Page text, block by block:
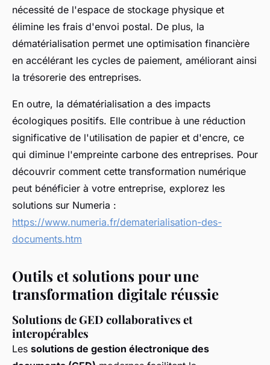
nécessité de l'espace de stockage physique et
élimine les frais d'envoi postal. De plus, la
dématérialisation permet une optimisation financière
en accélérant les cycles de paiement, améliorant ainsi
la trésorerie des entreprises.
En outre, la dématérialisation a des impacts
écologiques positifs. Elle contribue à une réduction
significative de l'utilisation de papier et d'encre, ce
qui diminue l'empreinte carbone des entreprises. Pour
découvrir comment cette transformation numérique
peut bénéficier à votre entreprise, explorez les
solutions sur Numeria :
https://www.numeria.fr/dematerialisation-des-
documents.htm
Outils et solutions pour une
transformation digitale réussie
Solutions de GED collaboratives et
interopérables
Les solutions de gestion électronique des